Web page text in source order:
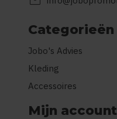
Categorieën
Jobo's Advies
Kleding
Accessoires
Mijn account